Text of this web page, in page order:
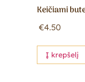
Keičiami
€4.50
Į krepšelį